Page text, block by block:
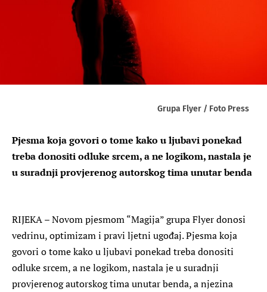
Grupa Flyer / Foto Press
Pjesma koja govori o tome kako u ljubavi ponekad
treba donositi odluke srcem, a ne logikom, nastala je
u suradnji provjerenog autorskog tima unutar benda
RIJEKA – Novom pjesmom “Magija” grupa Flyer donosi
vedrinu, optimizam i pravi ljetni ugođaj. Pjesma koja
govori o tome kako u ljubavi ponekad treba donositi
odluke srcem, a ne logikom, nastala je u suradnji
provjerenog autorskog tima unutar benda, a njezina